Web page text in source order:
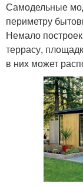
Самодельные
периметру
Немало
террасу,
в них может